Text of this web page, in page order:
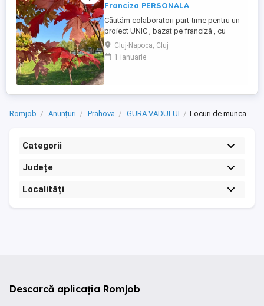
Franciza PERSONALA
Căutăm colaboratori part-time pentru un
proiect UNIC , bazat pe franciză , cu
posibilitatea de a lucra de acasă. în județ
dar si județele din apropiere, Domeniile
sunt : marketing si publicitate , wellness .
Cluj-Napoca, Cluj
1 ianuarie
Romjob Anunțuri Prahova GURA VADULUI Locuri de munca
Categorii
Județe
Localități
Descarcă aplicația Romjob